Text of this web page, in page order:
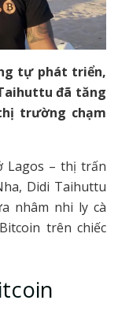
tự phát triển,
đã tăng
trường chạm
Lagos – thị trấn
Didi Taihuttu
nhâm nhi ly cà
trên chiếc